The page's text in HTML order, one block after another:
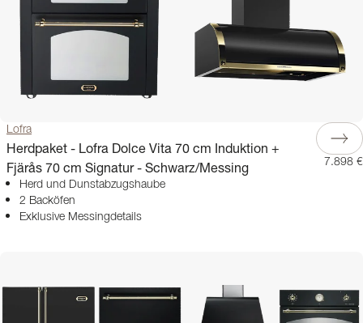
Lofra
Herdpaket - Lofra Dolce Vita 70 cm Induktion +
Fjärås 70 cm Signatur - Schwarz/Messing
Herd und Dunstabzugshaube
2 Backöfen
Exklusive Messingdetails
7.898 €